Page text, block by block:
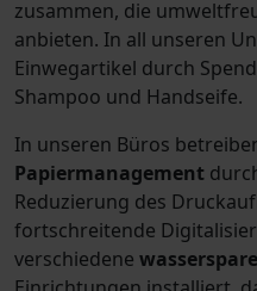
zusammen, die
anbieten. In all unseren
Einwegartikel durch
Shampoo und Handseife.
In unseren Büros
Papiermanagement
Reduzierung des
fortschreitende
verschiedene